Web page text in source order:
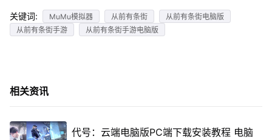
关键词: MuMu模拟器 从前有条街
从前有条街电脑版
从前有条街手游
从前有条街手游电脑版
相关资讯
代号：云端电脑版PC端下载安装教程 电脑